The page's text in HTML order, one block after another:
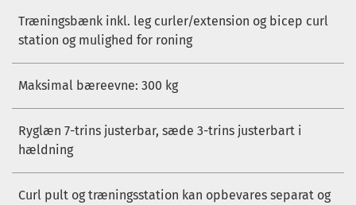
Træningsbænk inkl. leg curler/extension og bicep curl
station og mulighed for roning
Maksimal bæreevne: 300 kg
Ryglæn 7-trins justerbar, sæde 3-trins justerbart i
hældning
Curl pult og træningsstation kan opbevares separat og